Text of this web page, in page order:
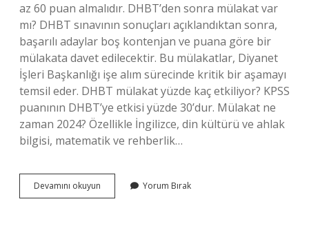
az 60 puan almalıdır. DHBT’den sonra mülakat var
mı? DHBT sınavının sonuçları açıklandıktan sonra,
başarılı adaylar boş kontenjan ve puana göre bir
mülakata davet edilecektir. Bu mülakatlar, Diyanet
İşleri Başkanlığı işe alım sürecinde kritik bir aşamayı
temsil eder. DHBT mülakat yüzde kaç etkiliyor? KPSS
puanının DHBT’ye etkisi yüzde 30’dur. Mülakat ne
zaman 2024? Özellikle İngilizce, din kültürü ve ahlak
bilgisi, matematik ve rehberlik…
Devamını okuyun
Den
Yorum Bırak